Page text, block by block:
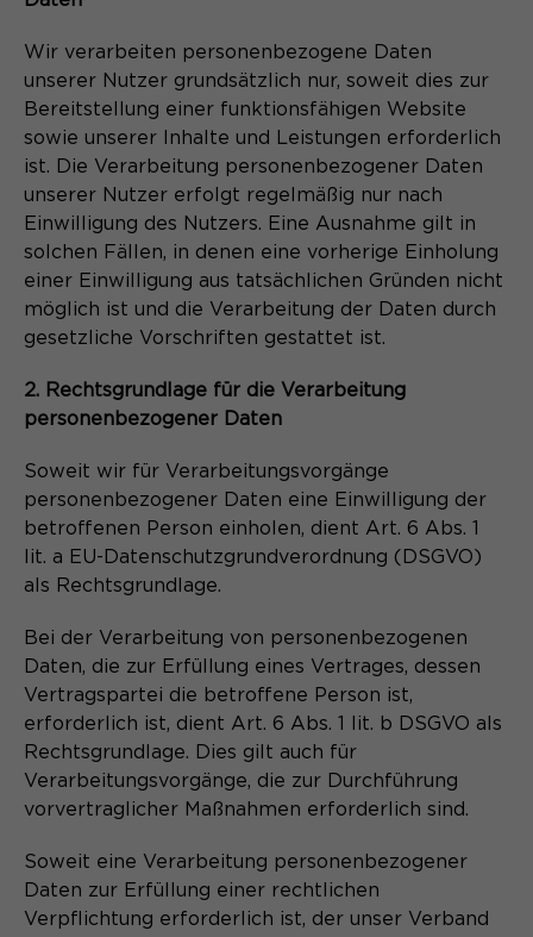
Zweck
PHPs Standard Sitzungs- Identifikation
(Formulare).
Name be_typo_user
Anbieter
Laufzeit
Zweck
ob ein Besucher im Typo3-Backend
angemeldet ist und die Rechte besitzt
Name cookie_optin
Laufzeit 1 Monat
Zweck
Speichert den Zustimmungsstatus des
Benutzers für Cookies auf der
aktuellen Domäne.
Name _pk_ref.*
Laufzeit 6 Monate
Zweck Speichert die Herkunft des Besuchers.
Name MATOMO_SESSID
Anbieter Matomo
Zweck
Temporäre Session-ID, ohne
personenbezogene Daten.
Wir verarbeiten personenbezogene Daten
unserer Nutzer grundsätzlich nur, soweit dies zur
Bereitstellung einer funktionsfähigen Website
sowie unserer Inhalte und Leistungen erforderlich
ist. Die Verarbeitung personenbezogener Daten
unserer Nutzer erfolgt regelmäßig nur nach
Einwilligung des Nutzers. Eine Ausnahme gilt in
solchen Fällen, in denen eine vorherige Einholung
einer Einwilligung aus tatsächlichen Gründen nicht
möglich ist und die Verarbeitung der Daten durch
gesetzliche Vorschriften gestattet ist.
2. Rechtsgrundlage für die Verarbeitung
personenbezogener Daten
Soweit wir für Verarbeitungsvorgänge
personenbezogener Daten eine Einwilligung der
betroffenen Person einholen, dient Art. 6 Abs. 1
lit. a EU-Datenschutzgrundverordnung (DSGVO)
als Rechtsgrundlage.
Bei der Verarbeitung von personenbezogenen
Daten, die zur Erfüllung eines Vertrages, dessen
Vertragspartei die betroffene Person ist,
erforderlich ist, dient Art. 6 Abs. 1 lit. b DSGVO als
Rechtsgrundlage. Dies gilt auch für
Verarbeitungsvorgänge, die zur Durchführung
vorvertraglicher Maßnahmen erforderlich sind.
Soweit eine Verarbeitung personenbezogener
Daten zur Erfüllung einer rechtlichen
Verpflichtung erforderlich ist, der unser Verband